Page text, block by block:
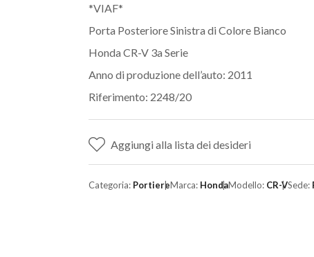
*VIAF*
Porta Posteriore Sinistra di Colore Bianco
Honda CR-V 3a Serie
Anno di produzione dell’auto: 2011
Riferimento: 2248/20
Aggiungi alla lista dei desideri
Categoria: PortiereMarca: HondaModello: CR-VSede: